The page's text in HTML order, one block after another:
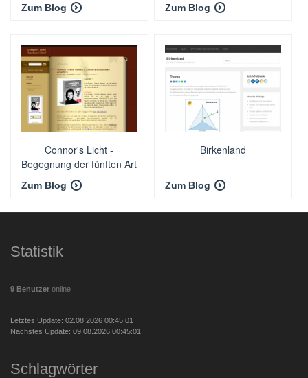
Zum Blog Zum Blog
Connor's Licht -
Begegnung der fünften Art
Zum Blog
Birkenland
Zum Blog
Statistik
9 Benutzer online
Letztes Update: 02.08.2026 00:45:01
Nächstes Update: 09.08.2026 00:45:01
Schlagwörter